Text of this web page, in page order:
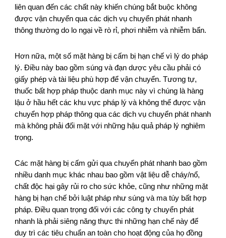
liên quan đến các chất này khiến chúng bắt buộc không
được vận chuyển qua các dịch vụ chuyển phát nhanh
thông thường do lo ngại về rò rỉ, phơi nhiễm và nhiễm bẩn.
Hơn nữa, một số mặt hàng bị cấm bị hạn chế vì lý do pháp
lý. Điều này bao gồm súng và đạn dược yêu cầu phải có
giấy phép và tài liệu phù hợp để vận chuyển. Tương tự,
thuốc bất hợp pháp thuộc danh mục này vì chúng là hàng
lậu ở hầu hết các khu vực pháp lý và không thể được vận
chuyển hợp pháp thông qua các dịch vụ chuyển phát nhanh
mà không phải đối mặt với những hậu quả pháp lý nghiêm
trọng.
Các mặt hàng bị cấm gửi qua chuyển phát nhanh bao gồm
nhiều danh mục khác nhau bao gồm vật liệu dễ cháy/nổ,
chất độc hại gây rủi ro cho sức khỏe, cũng như những mặt
hàng bị hạn chế bởi luật pháp như súng và ma túy bất hợp
pháp. Điều quan trọng đối với các công ty chuyển phát
nhanh là phải siêng năng thực thi những hạn chế này để
duy trì các tiêu chuẩn an toàn cho hoạt động của họ đồng